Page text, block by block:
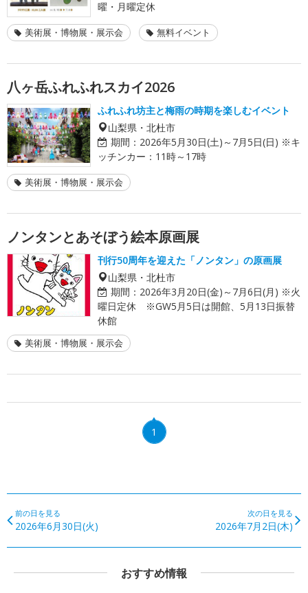
曜・月曜定休
美術展・博物展・展示会 無料イベント
八ヶ岳ふれふれスカイ2026
ふれふれ坊主と梅雨の時期を楽しむイベント
山梨県・北杜市
期間： 2026年5月30日(土)～7月5日(日) ※キ
ッチンカー：11時～17時
美術展・博物展・展示会
ノンタンとあそぼう絵本原画展
刊行50周年を迎えた「ノンタン」の原画展
山梨県・北杜市
期間： 2026年3月20日(金)～7月6日(月) ※火
曜日定休 ※GW5月5日は開館、5月13日振替
休館
美術展・博物展・展示会
1
前の日を見る
2026年6月30日(火)
次の日を見る
2026年7月2日(木)
おすすめ情報